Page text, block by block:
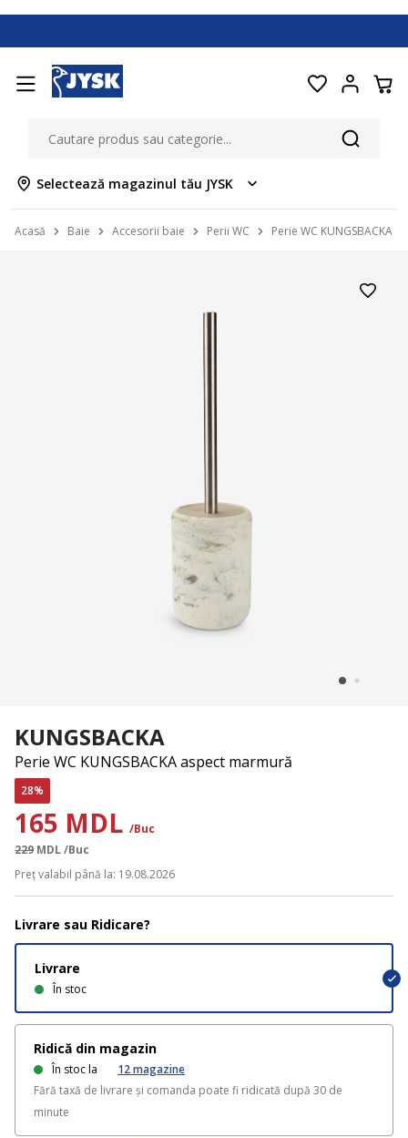
Selectează magazinul tău JYSK
Acasă Baie Accesorii baie Perii WC Perie WC KUNGSBACKA
KUNGSBACKA
Perie WC KUNGSBACKA aspect marmură
28%
165 MDL /Buc
229 MDL/Buc
Preț valabil până la: 19.08.2026
Livrare sau Ridicare?
Livrare
În stoc
Ridică din magazin
În stoc la 12magazine
Fără taxă de livrare și comanda poate fi ridicată după 30 de
minute